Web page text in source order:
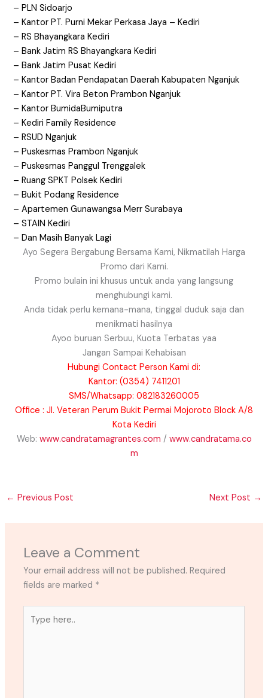
– PLN Sidoarjo
– Kantor PT. Purni Mekar Perkasa Jaya – Kediri
– RS Bhayangkara Kediri
– Bank Jatim RS Bhayangkara Kediri
– Bank Jatim Pusat Kediri
– Kantor Badan Pendapatan Daerah Kabupaten Nganjuk
– Kantor PT. Vira Beton Prambon Nganjuk
– Kantor BumidaBumiputra
– Kediri Family Residence
– RSUD Nganjuk
– Puskesmas Prambon Nganjuk
– Puskesmas Panggul Trenggalek
– Ruang SPKT Polsek Kediri
– Bukit Podang Residence
– Apartemen Gunawangsa Merr Surabaya
– STAIN Kediri
– Dan Masih Banyak Lagi
Ayo Segera Bergabung Bersama Kami, Nikmatilah Harga
Promo dari Kami.
Promo bulain ini khusus untuk anda yang langsung
menghubungi kami.
Anda tidak perlu kemana-mana, tinggal duduk saja dan
menikmati hasilnya
Ayoo buruan Serbuu, Kuota Terbatas yaa
Jangan Sampai Kehabisan
Hubungi Contact Person Kami di:
Kantor: (0354) 7411201
SMS/Whatsapp: 082183260005
Office : Jl. Veteran Perum Bukit Permai Mojoroto Block A/8
Kota Kediri
Web: www.candratamagrantes.com / www.candratama.co
m
← Previous Post Next Post →
Leave a Comment
Your email address will not be published. Required
fields are marked *
here..